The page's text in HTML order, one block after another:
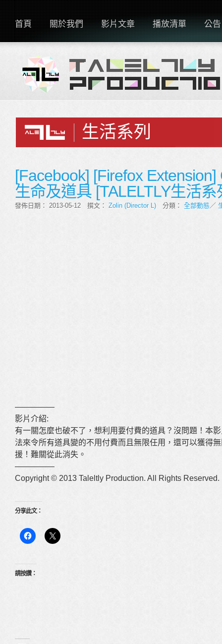
首頁 關於我們 影片文章 播放清單 公告
生活系列
[Facebook] [Firefox
生命及道具 [TALELTLY生活系
發佈日期： 2013-05-12 撰文： Zolin (Director L) 分類： 全部動態／
—————
影片介紹:
有一關怎麼也破不了，想利用要付費的道具？沒問題！本
法來令所有道具變的不用付費而且無限任用，還可以獲得
援！難關從此消失。
—————
Copyright © 2013 Taleltly Production. All Rights Reserved.
分享此文：
請按讚：